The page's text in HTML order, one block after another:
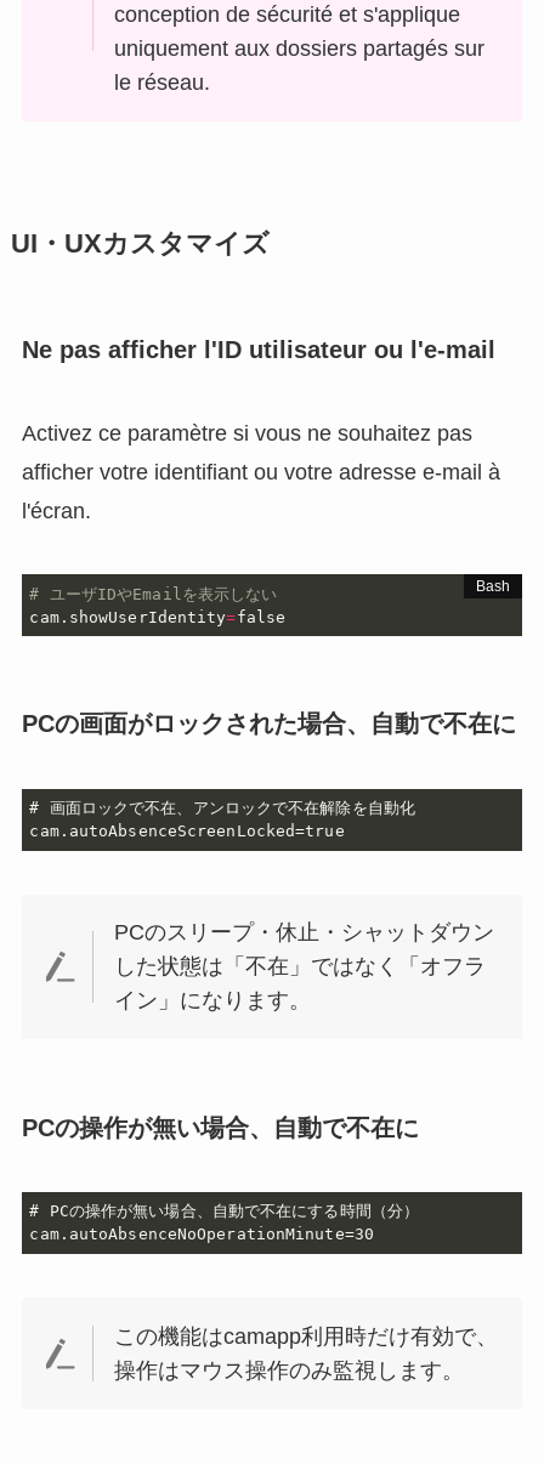
conception de sécurité et s'applique
uniquement aux dossiers partagés sur
le réseau.
UI・UXカスタマイズ
Ne pas afficher l'ID utilisateur ou l'e-mail
Activez ce paramètre si vous ne souhaitez pas
afficher votre identifiant ou votre adresse e-mail à
l'écran.
# ユーザIDやEmailを表示しない
cam.showUserIdentity=false
PCの画面がロックされた場合、自動で不在に
# 画面ロックで不在、アンロックで不在解除を自動化
cam.autoAbsenceScreenLocked=true
PCのスリープ・休止・シャットダウン
した状態は「不在」ではなく「オフラ
イン」になります。
PCの操作が無い場合、自動で不在に
# PCの操作が無い場合、自動で不在にする時間（分）
cam.autoAbsenceNoOperationMinute=30
この機能はcamapp利用時だけ有効で、
操作はマウス操作のみ監視します。